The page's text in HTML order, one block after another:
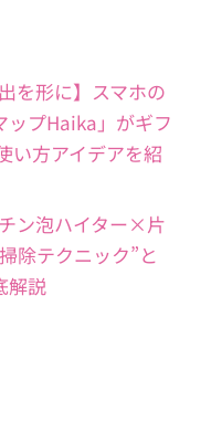
を形に】スマホの
ップHaika」がギフ
い方アイデアを紹
ン泡ハイター×片
除テクニック”と
解説